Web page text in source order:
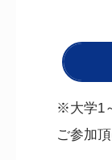
※大学1
ご参加頂